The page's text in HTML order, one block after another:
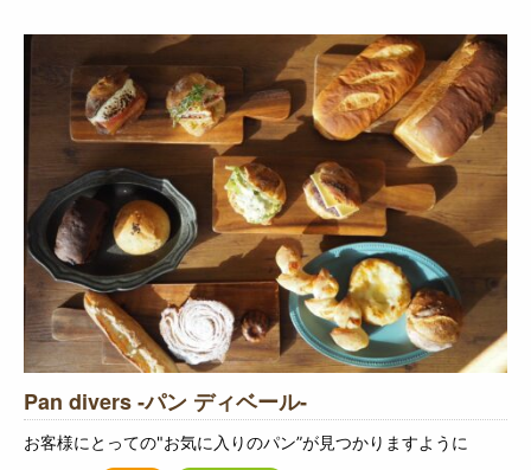
Pan divers ‐パン ディベール‐
お客様にとっての"お気に入りのパン”が見つかりますように